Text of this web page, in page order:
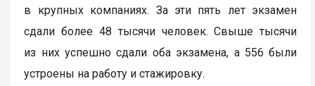
в крупных компаниях. За эти пять лет экзамен
сдали более 48 тысячи человек. Свыше тысячи
из них успешно сдали оба экзамена, а 556 были
устроены на работу и стажировку.